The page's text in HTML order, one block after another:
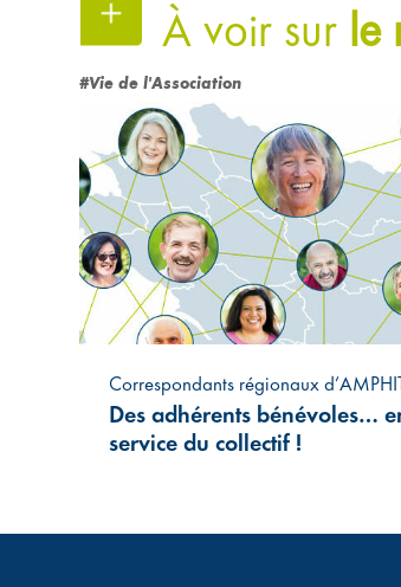
À voir sur le
#Vie de l'Association
Correspondants régionaux
Des adhérents bénévoles…
service du collectif !